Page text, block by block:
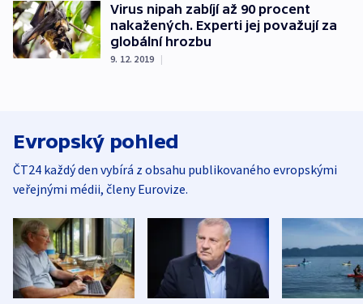
Virus nipah zabíjí až 90 procent
nakažených. Experti jej považují za
globální hrozbu
9. 12. 2019 |
Evropský pohled
ČT24 každý den vybírá z obsahu publikovaného evropskými
veřejnými médii, členy Eurovize.